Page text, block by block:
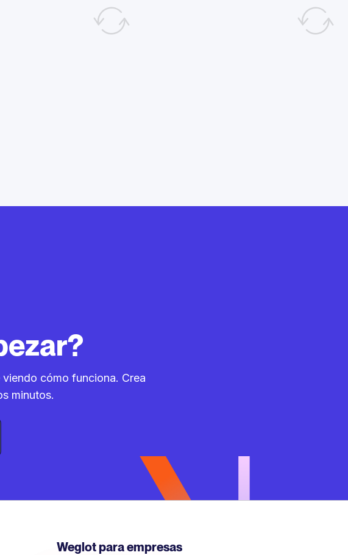
cómo funciona. Crea
minutos.
Weglot para empresas